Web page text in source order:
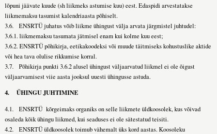
lõpuni jäävate kuude (sh liikmeks astumise kuu) eest. Edaspidi arvestatakse
liikmemaksu tasumist kalendriaasta põhiselt.
3.6. ENSRTÜ juhatus võib liikme ühingust välja arvata järgmistel juhtudel:
3.6.1. liikmemaksu tasumata jätmisel enam kui kolme kuu eest;
3.6.2. ENSRTÜ põhikirja, eetikakoodeksi või muude täitmiseks kohustuslike aktide
või hea tava olulise rikkumise korral.
3.7. Põhikirja punkti 3.6.2 alusel ühingust väljaarvatud liikmel ei ole õigust
väljaarvamisest viie aasta jooksul uuesti ühingusse astuda.
4. ÜHINGU JUHTIMINE
4.1. ENSRTÜ kõrgeimaks organiks on selle liikmete üldkoosolek, kus võivad
osaleda kõik ühingu liikmed, kui seaduses ei ole sätestatud teisiti.
4.2. ENSRTÜ üldkoosolek toimub vähemalt üks kord aastas. Koosoleku